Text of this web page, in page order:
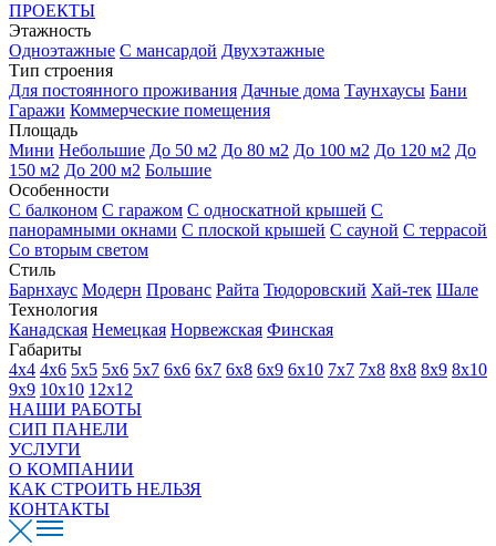
ПРОЕКТЫ
Этажность
Одноэтажные С мансардой Двухэтажные
Тип строения
Для постоянного проживания Дачные дома Таунхаусы Бани
Гаражи Коммерческие помещения
Площадь
Мини Небольшие До 50 м2 До 80 м2 До 100 м2 До 120 м2 До
150 м2 До 200 м2 Большие
Особенности
С балконом С гаражом С односкатной крышей С
панорамными окнами С плоской крышей С сауной С террасой
Со вторым светом
Стиль
Барнхаус Модерн Прованс Райта Тюдоровский Хай-тек Шале
Технология
Канадская Немецкая Норвежская Финская
Габариты
4х4 4х6 5х5 5х6 5х7 6х6 6х7 6х8 6х9 6х10 7х7 7х8 8х8 8х9 8х10
9х9 10х10 12х12
НАШИ РАБОТЫ
СИП ПАНЕЛИ
УСЛУГИ
О КОМПАНИИ
КАК СТРОИТЬ НЕЛЬЗЯ
КОНТАКТЫ